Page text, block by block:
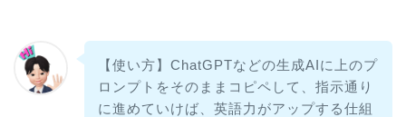
【使い方】ChatGPTなどの生成AIに上のプ
ロンプトをそのままコピペして、指示通り
に進めていけば、英語力がアップする仕組